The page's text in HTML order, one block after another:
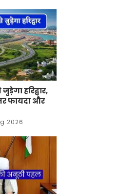
हरिद्वार,
फायदा और
2026